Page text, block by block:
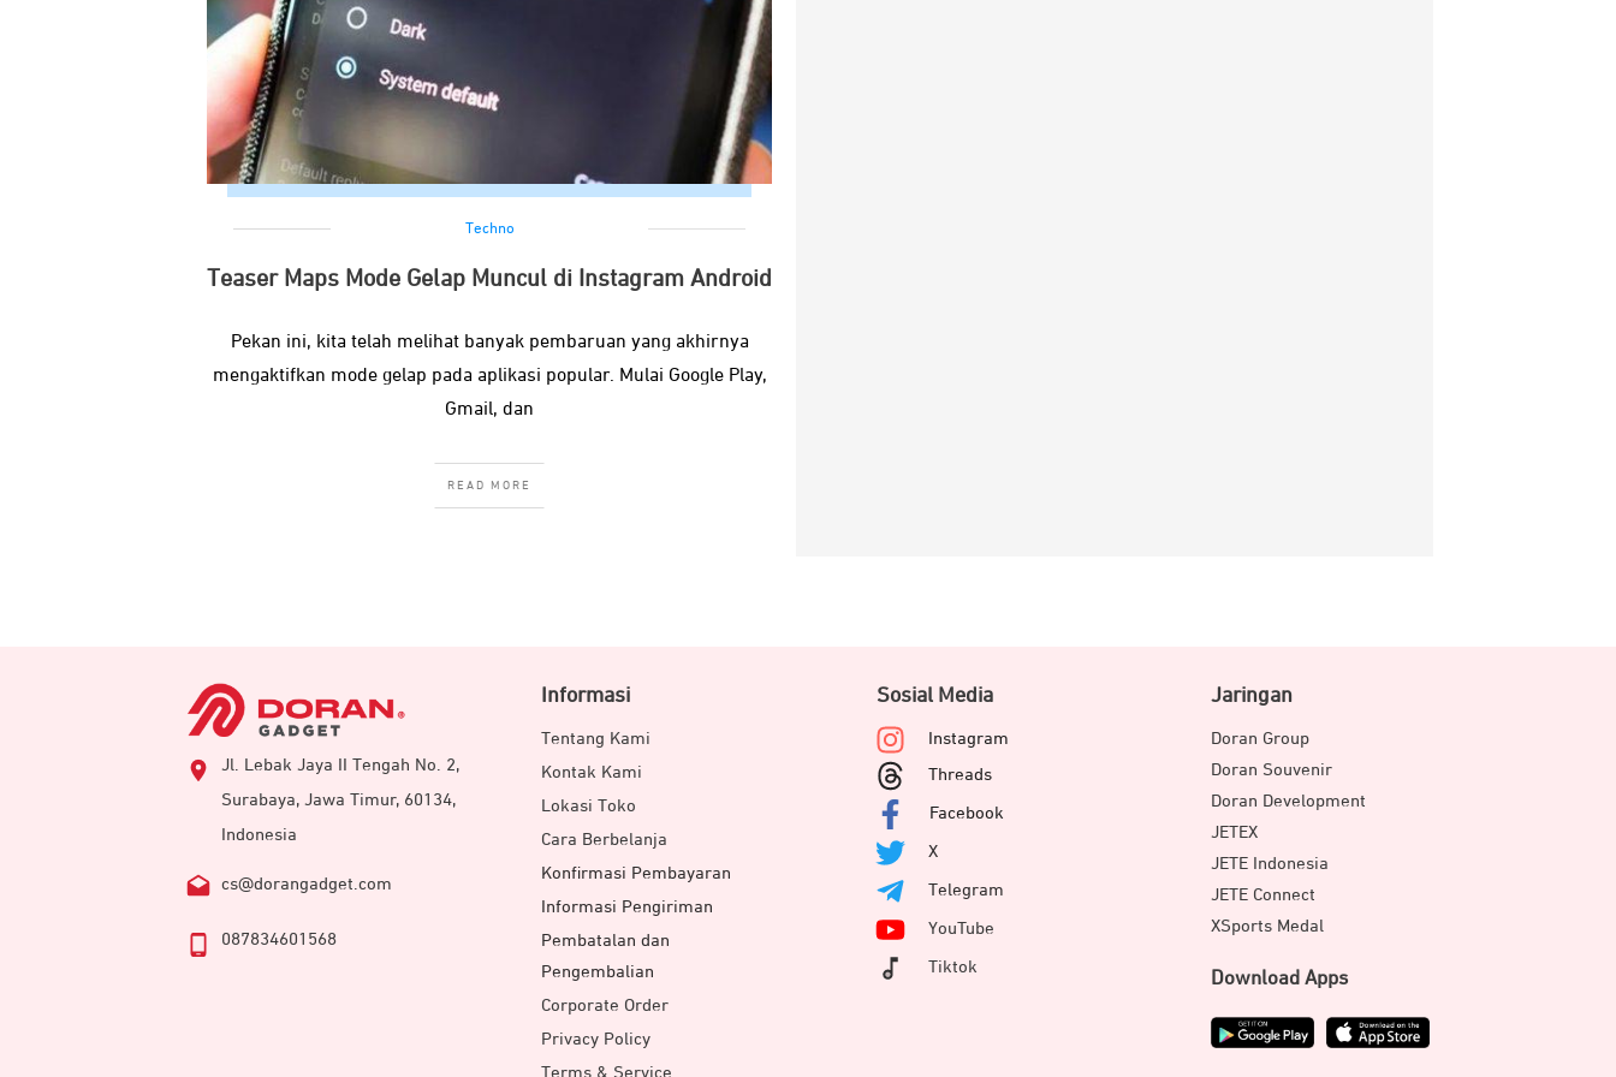
Techno
Teaser Maps Mode Gelap Muncul di Instagram Android
Pekan ini, kita telah melihat banyak pembaruan yang akhirnya
mengaktifkan mode gelap pada aplikasi popular. Mulai Google Play,
Gmail, dan
READ MORE
Jl. Lebak Jaya II Tengah No. 2,
Surabaya, Jawa Timur, 60134,
Indonesia
cs@dorangadget.com
087834601568
Informasi
Tentang Kami
Kontak Kami
Lokasi Toko
Cara Berbelanja
Konfirmasi Pembayaran
Informasi Pengiriman
Pembatalan dan
Pengembalian
Corporate Order
Privacy Policy
Terms & Service
Sosial Media
Instagram
Threads
Facebook
X
Telegram
YouTube
Tiktok
Jaringan
Doran Group
Doran Souvenir
Doran Development
JETEX
JETE Indonesia
JETE Connect
XSports Medal
Download Apps